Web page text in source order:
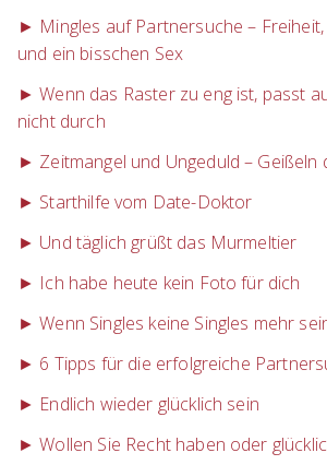
► Mingles auf Partnersuche –
und ein bisschen Sex
► Wenn das Raster zu eng ist, passt
nicht durch
► Zeitmangel und Ungeduld – Geißeln
► Starthilfe vom Date-Doktor
► Und täglich grüßt das Murmeltier
► Ich habe heute kein Foto für dich
► Wenn Singles keine Singles mehr
► 6 Tipps für die erfolgreiche
► Endlich wieder glücklich sein
► Wollen Sie Recht haben oder